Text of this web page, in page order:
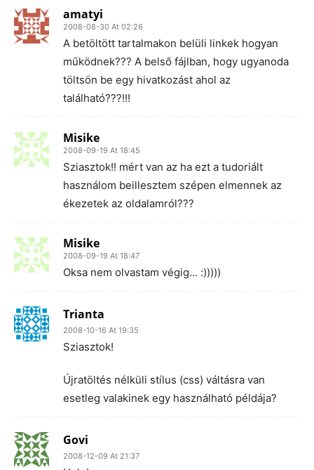
amatyi
2008-08-30 At 02:26
A betöltött tartalmakon belüli linkek hogyan
működnek??? A belső fájlban, hogy ugyanoda
töltsön be egy hivatkozást ahol az
található???!!!
Misike
2008-09-19 At 18:45
Sziasztok!! mért van az ha ezt a tudoriált
használom beillesztem szépen elmennek az
ékezetek az oldalamról???
Misike
2008-09-19 At 18:47
Oksa nem olvastam végig… :)))))
Trianta
2008-10-16 At 19:35
Sziasztok!
Újratöltés nélküli stílus (css) váltásra van
esetleg valakinek egy használható példája?
Govi
2008-12-09 At 21:37